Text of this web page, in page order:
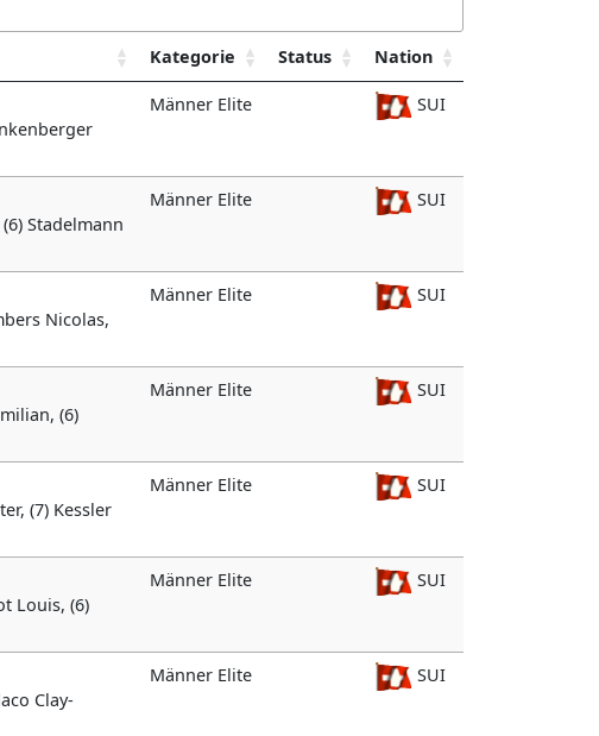
Kategorie Status Nation
Männer Elite SUI
Stadelmann
Männer Elite SUI
Nicolas,
Männer Elite SUI
(6)
Männer Elite SUI
(7) Kessler
Männer Elite SUI
Louis, (6)
Männer Elite SUI
Clay-
Männer Elite SUI